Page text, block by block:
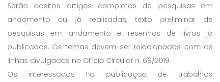
Serão aceitos artigos completos de pesquisas em
andamento ou já realizadas, texto preliminar de
pesquisas em andamento e resenhas de livros já
publicados. Os temas devem ser relacionados com as
linhas divulgadas no Ofício Circular n. 69/2019.
Os interessados na publicação de trabalhos